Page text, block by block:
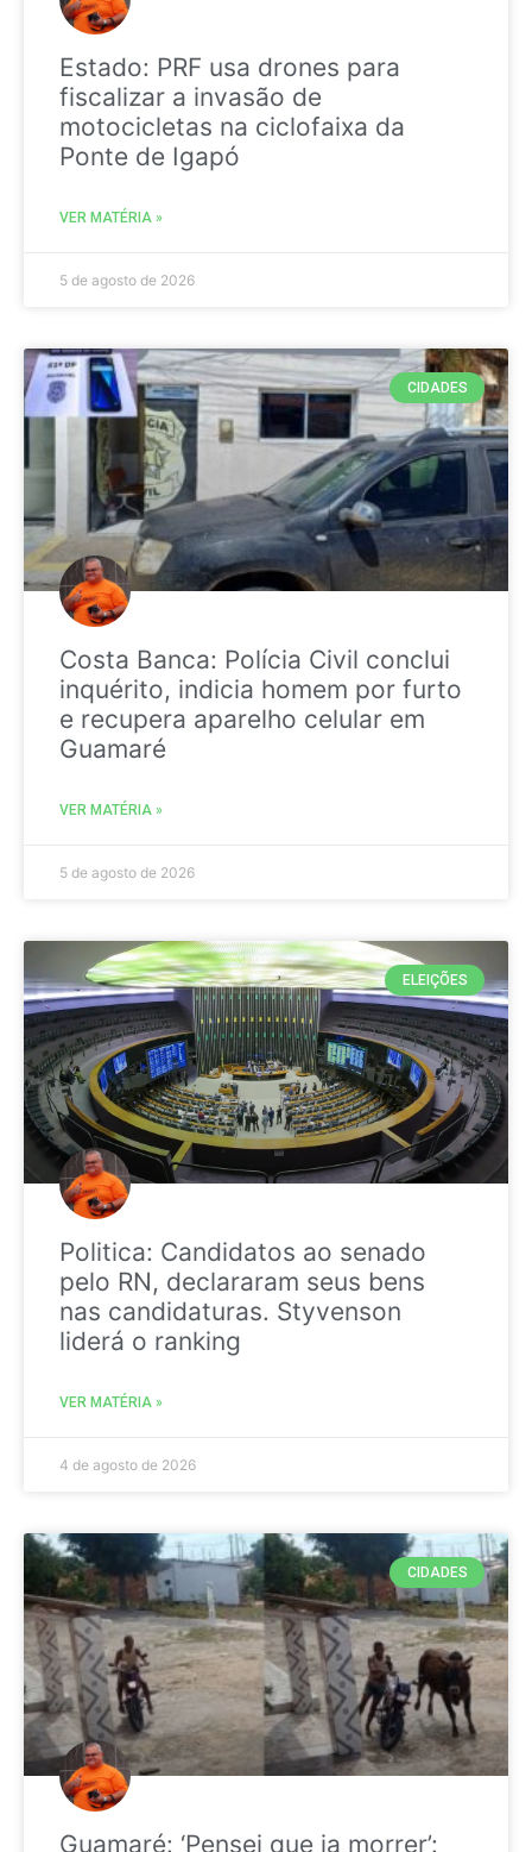
Estado: PRF usa drones para
fiscalizar a invasão de
motocicletas na ciclofaixa da
Ponte de Igapó
VER MATÉRIA »
5 de agosto de 2026
CIDADES
Costa Banca: Polícia Civil conclui
inquérito, indicia homem por furto
e recupera aparelho celular em
Guamaré
VER MATÉRIA »
5 de agosto de 2026
ELEIÇÕES
Politica: Candidatos ao senado
pelo RN, declararam seus bens
nas candidaturas. Styvenson
liderá o ranking
VER MATÉRIA »
4 de agosto de 2026
CIDADES
Guamaré: ‘Pensei que ia morrer’: